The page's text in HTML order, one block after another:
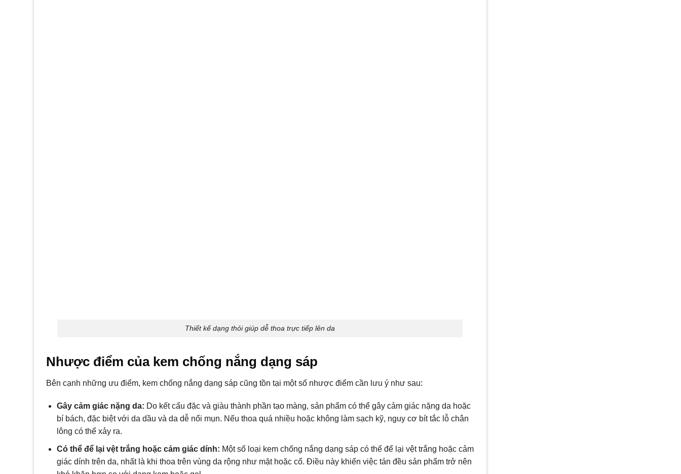
Thiết kế dạng thỏi giúp dễ thoa trực tiếp lên da
Nhược điểm của kem chống nắng dạng sáp
Bên cạnh những ưu điểm, kem chống nắng dạng sáp cũng tồn tại một số nhược điểm cần lưu ý như sau:
Gây cảm giác nặng da: Do kết cấu đặc và giàu thành phần tạo màng, sản phẩm có thể gây cảm giác nặng da hoặc
bí bách, đặc biệt với da dầu và da dễ nổi mụn. Nếu thoa quá nhiều hoặc không làm sạch kỹ, nguy cơ bít tắc lỗ chân
lông có thể xảy ra.
Có thể để lại vệt trắng hoặc cảm giác dính: Một số loại kem chống nắng dạng sáp có thể để lại vệt trắng hoặc cảm
giác dính trên da, nhất là khi thoa trên vùng da rộng như mặt hoặc cổ. Điều này khiến việc tán đều sản phẩm trở nên